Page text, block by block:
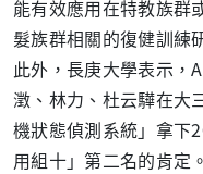
能有效應用在特教族群
髮族群相關的復健訓練
此外，長庚大學表示，
澂、林力、杜云驊在
機狀態偵測系統」拿下
用組十」第二名的肯定